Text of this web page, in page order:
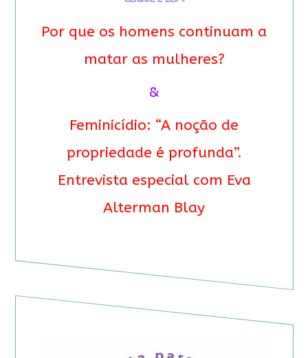
Por que os homens continuam a
matar as mulheres?
&
Feminicídio: “A noção de
propriedade é profunda”.
Entrevista especial com Eva
Alterman Blay